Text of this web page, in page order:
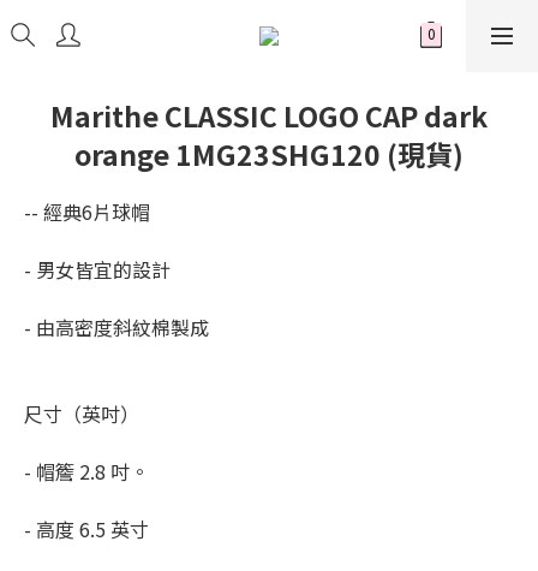
Marithe CLASSIC LOGO CAP dark
orange 1MG23SHG120 (現貨)
-- 經典6片球帽
- 男女皆宜的設計
- 由高密度斜紋棉製成
尺寸（英吋）
- 帽簷 2.8 吋。
- 高度 6.5 英寸